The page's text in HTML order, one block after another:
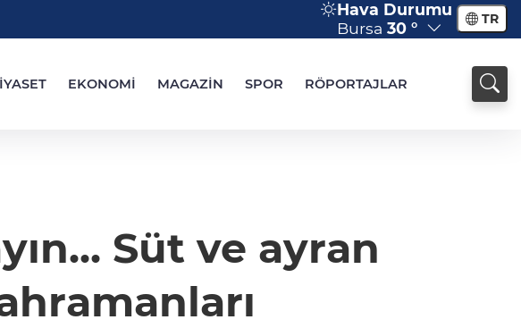
Hava Durumu
Bursa 30 ° TR
EKONOMİ MAGAZİN SPOR RÖPORTAJLAR
Süt ve ayran